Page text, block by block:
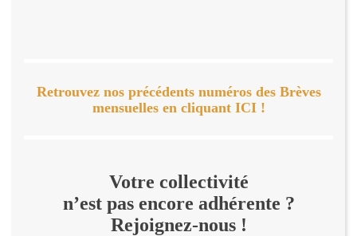
Retrouvez nos précédents numéros des Brèves
mensuelles en cliquant ICI !
Votre collectivité
n’est pas encore adhérente ?
Rejoignez-nous !